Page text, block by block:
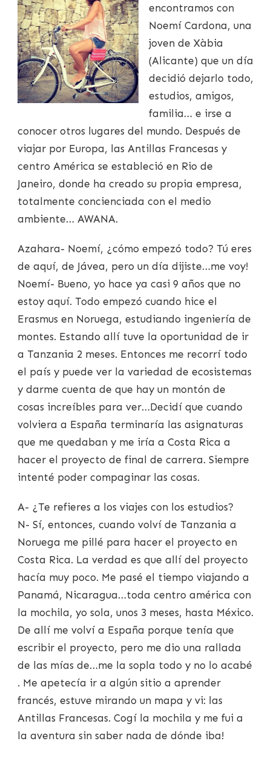
encontramos con
Noemí Cardona, una
joven de Xàbia
(Alicante) que un día
decidió dejarlo todo,
estudios, amigos,
familia… e irse a
conocer otros lugares del mundo. Después de
viajar por Europa, las Antillas Francesas y
centro América se estableció en Rio de
Janeiro, donde ha creado su propia empresa,
totalmente concienciada con el medio
ambiente… AWANA.
Azahara- Noemí, ¿cómo empezó todo? Tú eres
de aquí, de Jávea, pero un día dijiste…me voy!
Noemí- Bueno, yo hace ya casi 9 años que no
estoy aquí. Todo empezó cuando hice el
Erasmus en Noruega, estudiando ingeniería de
montes. Estando allí tuve la oportunidad de ir
a Tanzania 2 meses. Entonces me recorrí todo
el país y puede ver la variedad de ecosistemas
y darme cuenta de que hay un montón de
cosas increíbles para ver…Decidí que cuando
volviera a España terminaría las asignaturas
que me quedaban y me iría a Costa Rica a
hacer el proyecto de final de carrera. Siempre
intenté poder compaginar las cosas.
A- ¿Te refieres a los viajes con los estudios?
N- Sí, entonces, cuando volví de Tanzania a
Noruega me pillé para hacer el proyecto en
Costa Rica. La verdad es que allí del proyecto
hacía muy poco. Me pasé el tiempo viajando a
Panamá, Nicaragua…toda centro américa con
la mochila, yo sola, unos 3 meses, hasta México.
De allí me volví a España porque tenía que
escribir el proyecto, pero me dio una rallada
de las mías de…me la sopla todo y no lo acabé
. Me apetecía ir a algún sitio a aprender
francés, estuve mirando un mapa y vi: las
Antillas Francesas. Cogí la mochila y me fui a
la aventura sin saber nada de dónde iba!